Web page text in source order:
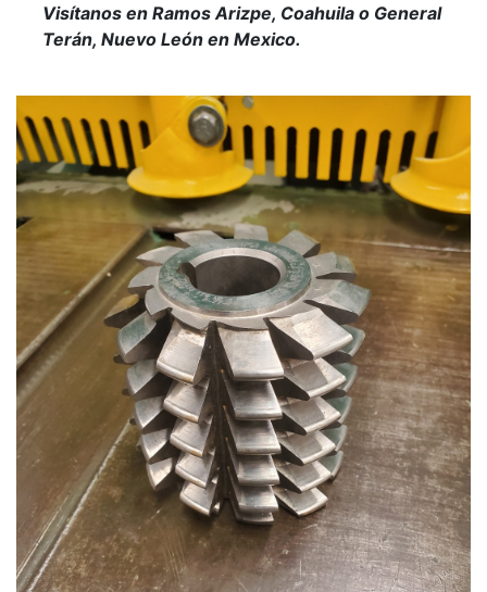
Visítanos en Ramos Arizpe, Coahuila o General
Terán, Nuevo León en Mexico.